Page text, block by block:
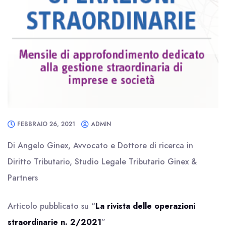
FEBBRAIO 26, 2021 ADMIN
Di Angelo Ginex, Avvocato e Dottore di ricerca in
Diritto Tributario, Studio Legale Tributario Ginex &
Partners
Articolo pubblicato su “La rivista delle operazioni
straordinarie n. 2/2021”